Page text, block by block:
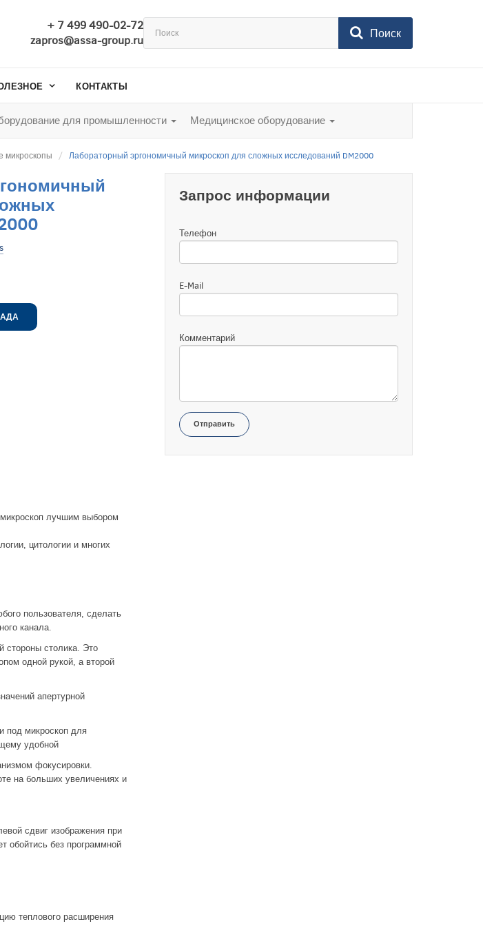
+ 7 499 490-02-72
zapros@assa-group.ru
Поиск
КОНТАКТЫ
для промышленности Медицинское оборудование
микроскопы Лабораторный эргономичный микроскоп для сложных исследований DM2000
лучшим выбором
цитологии и многих
пользователя, сделать
канала.
стороны столика. Это
одной рукой, а второй
апертурной
под микроскоп для
удобной
фокусировки.
на больших увеличениях и
сдвиг изображения при
обойтись без программной
теплового расширения
Запрос информации
Телефон
E-Mail
Комментарий
Отправить